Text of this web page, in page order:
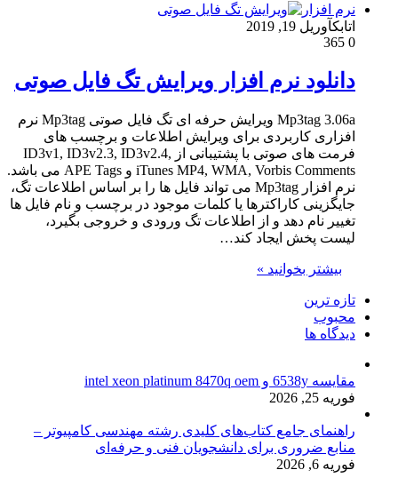
نرم افزار
اتابکآوریل 19, 2019
0
دانلود نرم افزار ویرایش تگ فایل صوتی
Mp3tag 3.06a ویرایش حرفه ای تگ فایل صوتی Mp3tag نرم
افزاری کاربردی برای ویرایش اطلاعات و برچسب های
فرمت های صوتی با پشتیبانی از ID3v1, ID3v2.3, ID3v2.4,
iTunes MP4, WMA, Vorbis Comments و APE Tags می باشد.
نرم افزار Mp3tag می تواند فایل ها را بر اساس اطلاعات تگ،
جایگزینی کاراکترها یا کلمات موجود در برچسب و نام فایل ها
تغییر نام دهد و از اطلاعات تگ ورودی و خروجی بگیرد،
لیست پخش ایجاد کند…
بیشتر بخوانید »
تازه ترین
محبوب
دیدگاه ها
مقایسه 6538y و intel xeon platinum 8470q oem
فوریه 25, 2026
راهنمای جامع کتاب‌های کلیدی رشته مهندسی کامپیوتر –
منابع ضروری برای دانشجویان فنی و حرفه‌ای
فوریه 6, 2026